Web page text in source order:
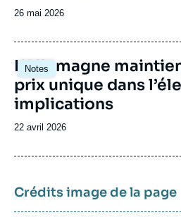
Date
publication
26 mai 2026
Notes
Image
principale
L’Allemagne
prix unique dans
implications
Date
publication
22 avril 2026
Crédits image de la page